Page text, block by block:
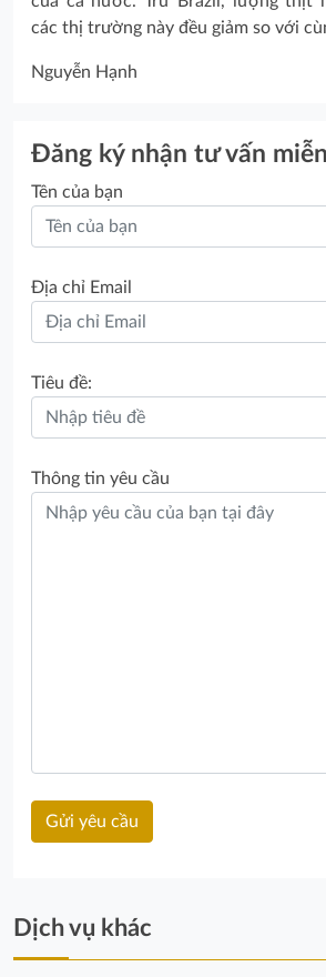
các thị trường này đều giảm so với
Nguyễn Hạnh
Đăng ký nhận tư vấn
Tên của bạn
Địa chỉ Email
Tiêu đề:
Thông tin yêu cầu
Dịch vụ khác